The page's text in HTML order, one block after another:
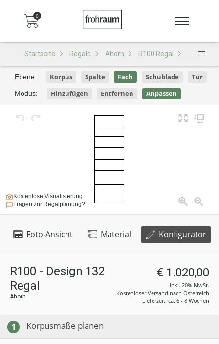
0
Startseite Regale Ahorn R100 Regal R100 -
Foto-Ansicht Material Konfigurator
Kostenlose Visualisierung
Fragen zur Regalplanung?
Ebene: Korpus Spalte Fach Schublade Tür
Modus: Hinzufügen Entfernen Anpassen
R100 - Design 132
Regal
Ahorn
€ 1.020,00
inkl. 20% MwSt.
Kostenloser Versand nach Österreich
Lieferzeit: ca. 6 - 8 Wochen
1 Korpusmaße planen